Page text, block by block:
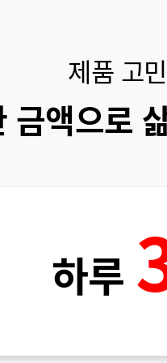
제품 고
금액으로
하루